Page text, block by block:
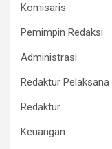
Pemimpin
Redaktur
Redaktur
Keuangan